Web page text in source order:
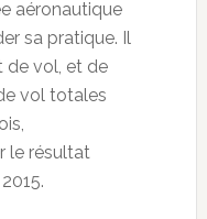
aéronautique
sa pratique. Il
de vol, et de
vol totales
le résultat